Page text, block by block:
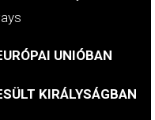
UNIÓBAN
KIRÁLYSÁGBAN